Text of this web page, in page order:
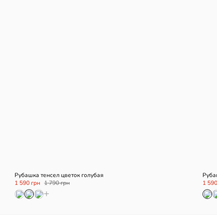
Рубашка тенсел цветок голубая
1 590 грн 1 790 грн
+
1